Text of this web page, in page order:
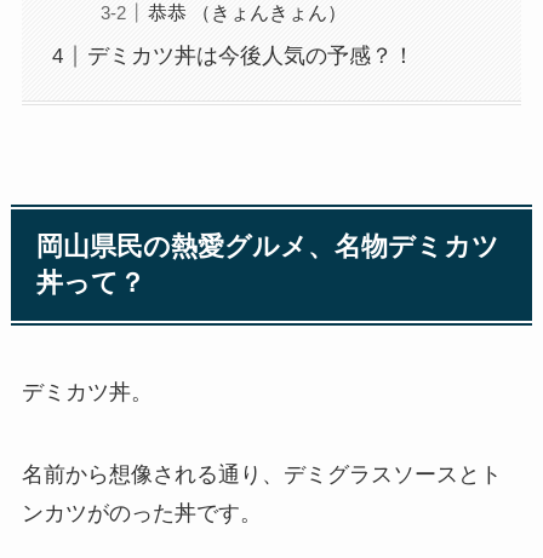
恭恭 （きょんきょん）
デミカツ丼は今後人気の予感？！
岡山県民の熱愛グルメ、名物デミカツ
丼って？
デミカツ丼。
名前から想像される通り、デミグラスソースとト
ンカツがのった丼です。